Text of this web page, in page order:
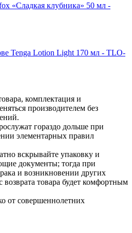
«Сладкая клубника» 50 мл -
Tenga Lotion Light 170 мл - TLO-
комплектация и
производителем без
гораздо дольше при
элементарных правил
вскрывайте упаковку и
документы; тогда при
и возникновении других
товара будет комфортным
от совершеннолетних